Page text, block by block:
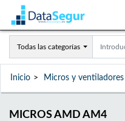
Todas las categorías
Inicio Micros y ventiladores
MICROS AMD AM4